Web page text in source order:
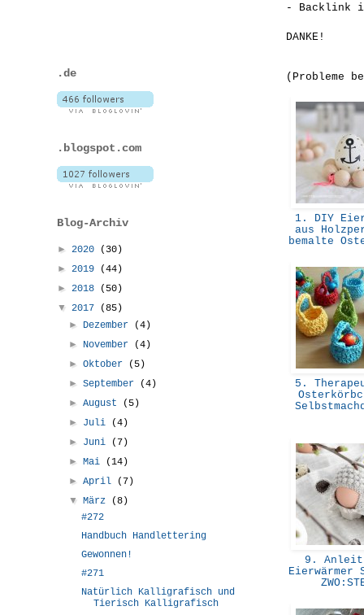
- Backlink
DANKE!
(Probleme
1. DIY
aus
bemalte
5.
9.
Eierwärmer
.de
.blogspot.com
Blog-Archiv
► 2020
(30)
► 2019
(44)
► 2018
(50)
▼ 2017
(85)
► Dezember
(4)
► November
(4)
►Oktober
(5)
►September
(4)
►August
(5)
► Juli
(4)
► Juni
(7)
►Mai
(14)
►April
(7)
▼März
(8)
#272
Handbuch Handlettering
Gewonnen!
#271
Natürlich Kalligrafisch und
Tierisch Kalligrafisch